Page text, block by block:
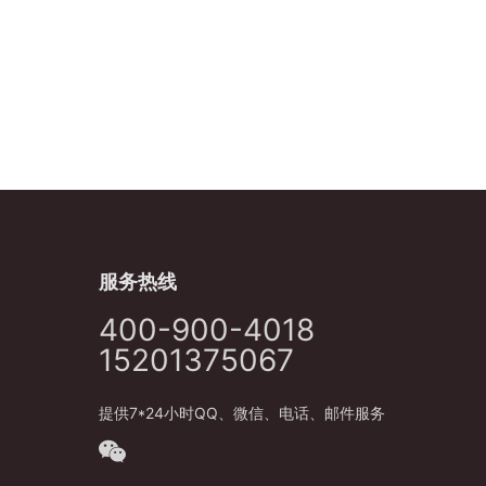
服务热线
400-900-4018
15201375067
提供7*24小时QQ、微信、电话、邮件服务